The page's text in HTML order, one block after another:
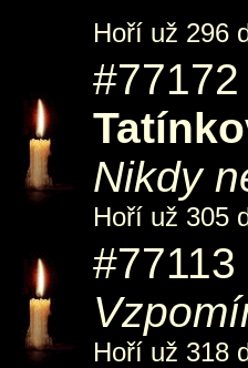
Hoří už 296
#77172
Nikdy
Hoří už 305
#77113
Hoří už 318